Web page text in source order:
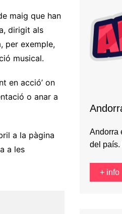
maig que han
dirigit als
per exemple,
musical.
en acció’ on
o anar a
a la pàgina
a les
Andorra
del país.
+ info